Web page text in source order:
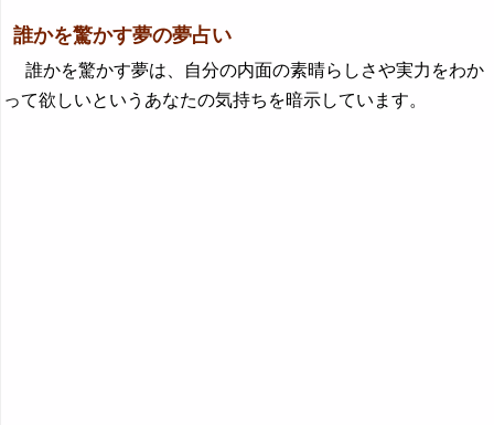
誰かを驚かす夢の夢占い
誰かを驚かす夢は、自分の内面の素晴らしさや実力をわか
って欲しいというあなたの気持ちを暗示しています。